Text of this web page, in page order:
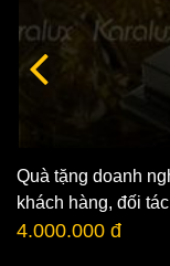
Quà tặng doanh
khách hàng, đối
4.000.000 đ